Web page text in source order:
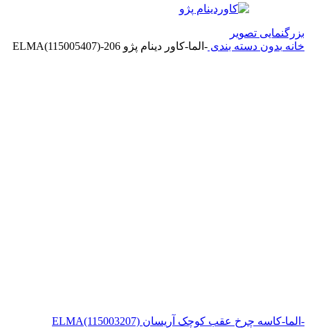
بزرگنمایی تصویر
خانه بدون دسته بندی -الما-کاور دینام پژو 206-ELMA(115005407)
-الما-کاسه چرخ عقب کوچک آریسان ELMA(115003207)